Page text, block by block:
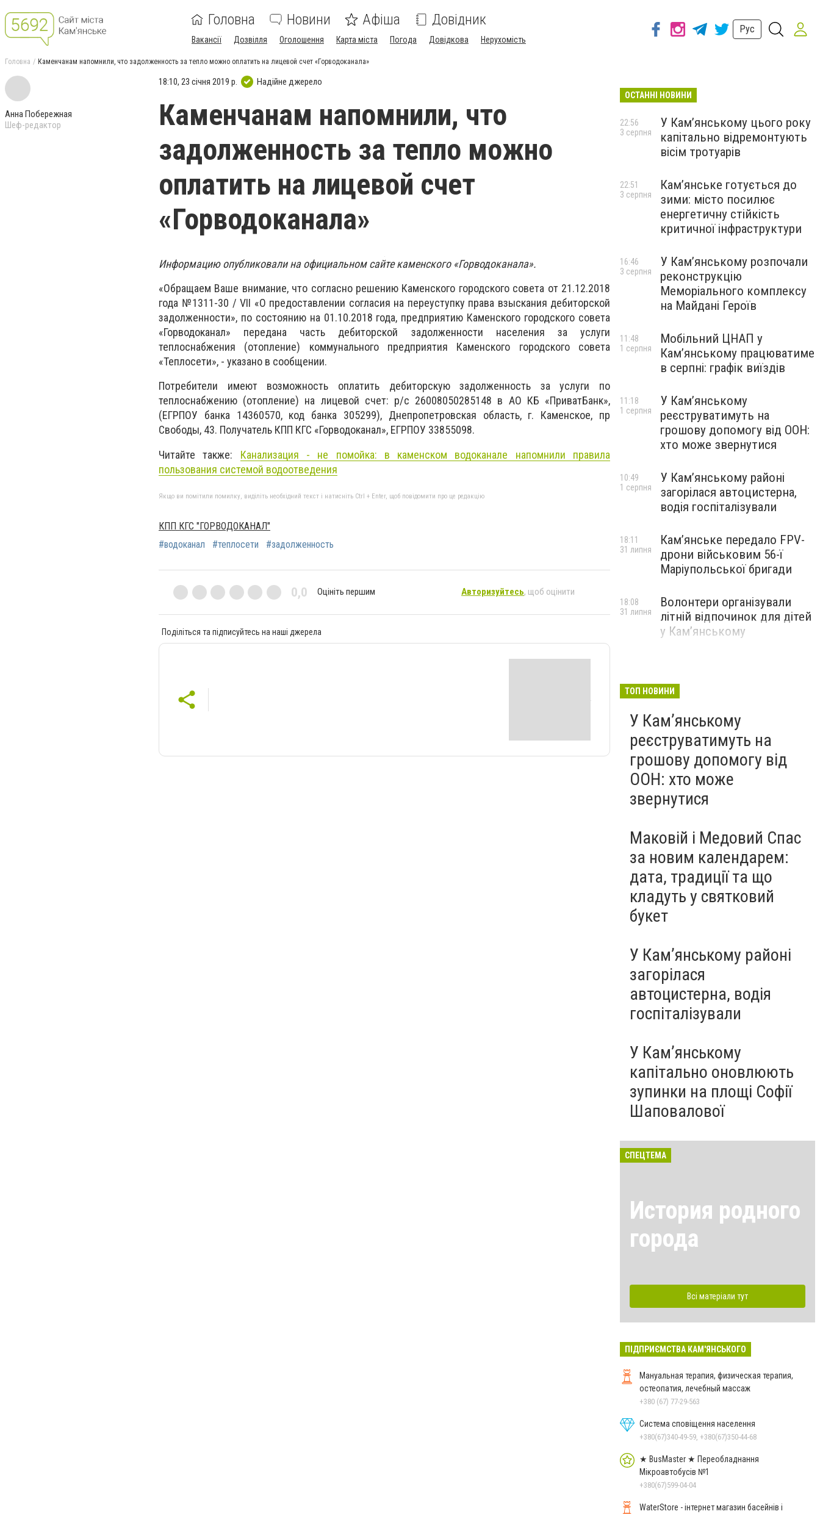
Головна Новини Афіша Довідник
Вакансії Дозвілля Оголошення Карта міста Погода Довідкова Нерухомість
Рус
Головна Каменчанам напомнили, что задолженность за тепло можно оплатить на лицевой счет «Горводоканала»
Анна Побережная
Шеф-редактор
18:10, 23 січня 2019 р. Надійне джерело
Каменчанам напомнили, что
задолженность за тепло можно
оплатить на лицевой счет
«Горводоканала»
Информацию опубликовали на официальном сайте каменского «Горводоканала».
«Обращаем Ваше внимание, что согласно решению Каменского городского совета от 21.12.2018
года №1311-30 / VII «О предоставлении согласия на переуступку права взыскания дебиторской
задолженности», по состоянию на 01.10.2018 года, предприятию Каменского городского совета
«Горводоканал» передана часть дебиторской задолженности населения за услуги
теплоснабжения (отопление) коммунального предприятия Каменского городского совета
«Теплосети», - указано в сообщении.
Потребители имеют возможность оплатить дебиторскую задолженность за услуги по
теплоснабжению (отопление) на лицевой счет: р/с 26008050285148 в АО КБ «ПриватБанк»,
(ЕГРПОУ банка 14360570, код банка 305299), Днепропетровская область, г. Каменское, пр
Свободы, 43. Получатель КПП КГС «Горводоканал», ЕГРПОУ 33855098.
Читайте также: Канализация - не помойка: в каменском водоканале напомнили правила
пользования системой водоотведения
Якщо ви помітили помилку, виділіть необхідний текст і натисніть Ctrl + Enter, щоб повідомити про це редакцію
КПП КГС "ГОРВОДОКАНАЛ"
#водоканал
#теплосети #задолженность
0,0 Оцініть першим Авторизуйтесь, щоб оцінити
Поділіться та підписуйтесь на наші джерела
ОСТАННІ НОВИНИ
У Кам’янському цього року
капітально відремонтують
вісім тротуарів
22:56
3 серпня
Кам’янське готується до
зими: місто посилює
енергетичну стійкість
критичної інфраструктури
22:51
3 серпня
У Кам’янському розпочали
реконструкцію
Меморіального комплексу
на Майдані Героїв
16:46
3 серпня
Мобільний ЦНАП у
Кам’янському працюватиме
в серпні: графік виїздів
11:48
1 серпня
У Кам’янському
реєструватимуть на
грошову допомогу від ООН:
хто може звернутися
11:18
1 серпня
У Кам’янському районі
загорілася автоцистерна,
водія госпіталізували
10:49
1 серпня
Кам’янське передало FPV-
дрони військовим 56-ї
Маріупольської бригади
18:11
31 липня
Волонтери організували
літній відпочинок для дітей
у Кам’янському
18:08
31 липня
ТОП НОВИНИ
У Кам’янському
реєструватимуть на
грошову допомогу від
ООН: хто може
звернутися
Маковій і Медовий Спас
за новим календарем:
дата, традиції та що
кладуть у святковий
букет
У Кам’янському районі
загорілася
автоцистерна, водія
госпіталізували
У Кам’янському
капітально оновлюють
зупинки на площі Софії
Шаповалової
СПЕЦТЕМА
История родного
города
Всі матеріали тут
ПІДПРИЄМСТВА КАМ'ЯНСЬКОГО
Мануальная терапия, физическая терапия,
остеопатия, лечебный массаж
+380 (67) 77-29-563
Система сповіщення населення
+380(67)340-49-59, +380(67)350-44-68
★ BusMaster ★ Переобладнання
Мікроавтобусів №1
+380(67)599-04-04
WaterStore - інтернет магазин басейнів і